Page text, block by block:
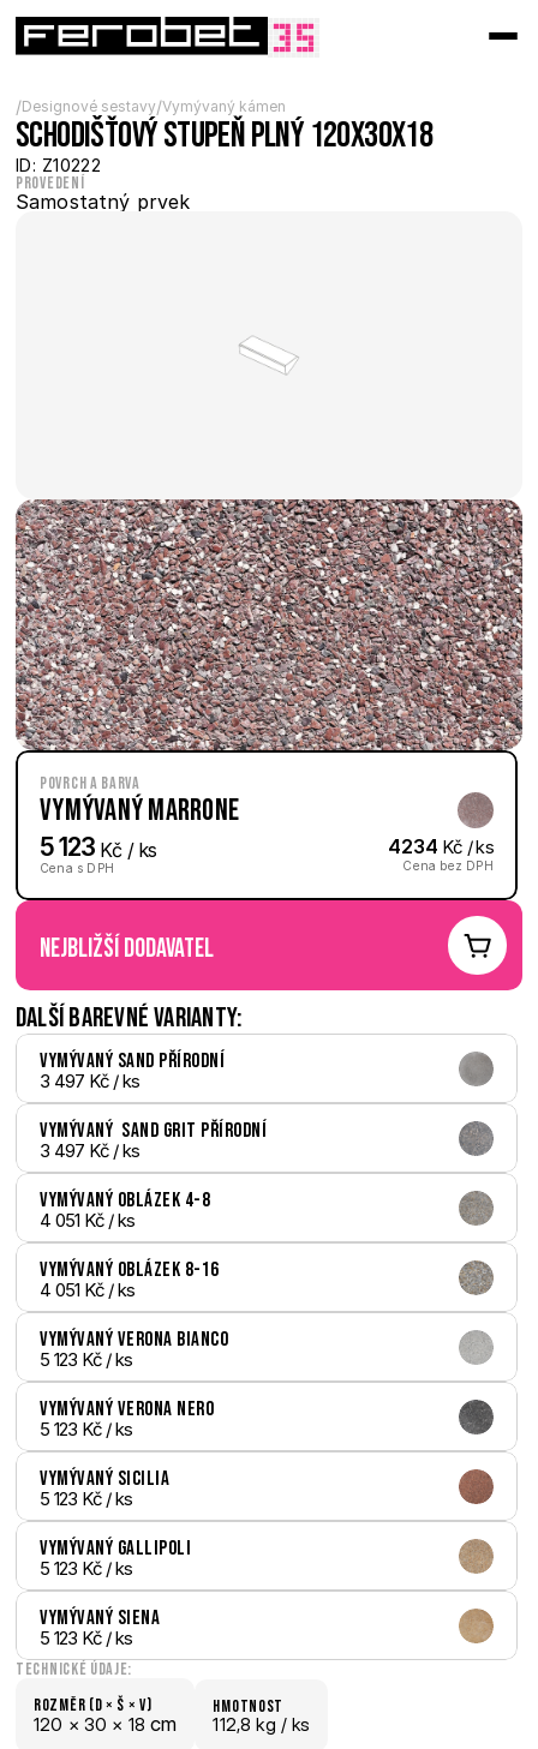
/Designové sestavy/Vymývaný kámen
Schodišťový stupeň plný 120x30x18
ID: Z10222
Provedení
Samostatný prvek
Povrch a barva
Vymývaný Marrone
5 123 Kč / ks
Cena s DPH
4234 Kč / ks
Cena bez DPH
nejbližší dodavatel
Další barevné varianty:
Vymývaný Sand přírodní
3 497 Kč / ks
Vymývaný  Sand Grit přírodní
3 497 Kč / ks
Vymývaný Oblázek 4-8
4 051 Kč / ks
Vymývaný Oblázek 8-16
4 051 Kč / ks
Vymývaný Verona bianco
5 123 Kč / ks
Vymývaný Verona nero
5 123 Kč / ks
Vymývaný Sicilia
5 123 Kč / ks
Vymývaný Gallipoli
5 123 Kč / ks
Vymývaný Siena
5 123 Kč / ks
Technické údaje:
Rozměr (D × š × V)
120 × 30 × 18 cm
hmotnost
112,8 kg / ks